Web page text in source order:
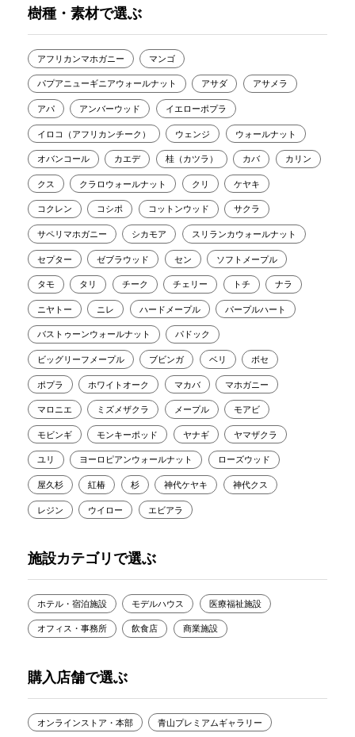
樹種・素材で選ぶ
アフリカンマホガニー マンゴ
パプアニューギニアウォールナット アサダ アサメラ
アパ アンバーウッド イエローポプラ
イロコ（アフリカンチーク） ウェンジ ウォールナット
オバンコール カエデ 桂（カツラ） カバ カリン
クス クラロウォールナット クリ ケヤキ
コクレン コシポ コットンウッド サクラ
サペリマホガニー シカモア スリランカウォールナット
セプター ゼブラウッド セン ソフトメープル
タモ タリ チーク チェリー トチ ナラ
ニヤトー ニレ ハードメープル パープルハート
バストゥーンウォールナット パドック
ビッグリーフメープル ブビンガ ベリ ボセ
ポプラ ホワイトオーク マカバ マホガニー
マロニエ ミズメザクラ メープル モアビ
モビンギ モンキーポッド ヤナギ ヤマザクラ
ユリ ヨーロピアンウォールナット ローズウッド
屋久杉 紅椿 杉 神代ケヤキ 神代クス
レジン ウイロー エビアラ
施設カテゴリで選ぶ
ホテル・宿泊施設 モデルハウス 医療福祉施設
オフィス・事務所 飲食店 商業施設
購入店舗で選ぶ
オンラインストア・本部 青山プレミアムギャラリー